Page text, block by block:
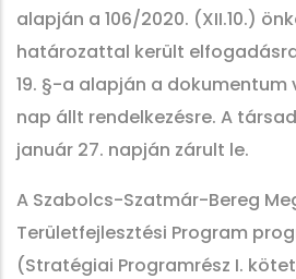
alapján a 106/2020. (XII.10.)
határozattal került
19. §-a alapján a dokumentum
nap állt rendelkezésre. A
január 27. napján zárult le.
A Szabolcs-Szatmár-Bereg
Területfejlesztési Program
(Stratégiai Programrész I.